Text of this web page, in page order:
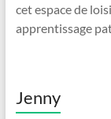
cet espace de
apprentissage
Jenny